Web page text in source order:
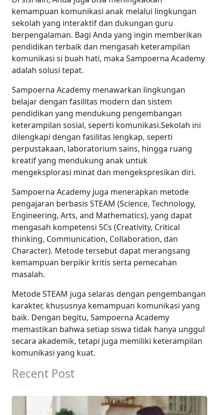
kemampuan komunikasi anak melalui lingkungan
sekolah yang interaktif dan dukungan guru
berpengalaman. Bagi Anda yang ingin memberikan
pendidikan terbaik dan mengasah keterampilan
komunikasi si buah hati, maka Sampoerna Academy
adalah solusi tepat.
Sampoerna Academy menawarkan lingkungan
belajar dengan fasilitas modern dan sistem
pendidikan yang mendukung pengembangan
keterampilan sosial, seperti komunikasi.Sekolah ini
dilengkapi dengan fasilitas lengkap, seperti
perpustakaan, laboratorium sains, hingga ruang
kreatif yang mendukung anak untuk
mengeksplorasi minat dan mengekspresikan diri.
Sampoerna Academy juga menerapkan metode
pengajaran berbasis STEAM (Science, Technology,
Engineering, Arts, and Mathematics), yang dapat
mengasah kompetensi 5Cs (Creativity, Critical
thinking, Communication, Collaboration, dan
Character). Metode tersebut dapat merangsang
kemampuan berpikir kritis serta pemecahan
masalah.
Metode STEAM juga selaras dengan pengembangan
karakter, khususnya kemampuan komunikasi yang
baik. Dengan begitu, Sampoerna Academy
memastikan bahwa setiap siswa tidak hanya unggul
secara akademik, tetapi juga memiliki keterampilan
komunikasi yang kuat.
Recent Post